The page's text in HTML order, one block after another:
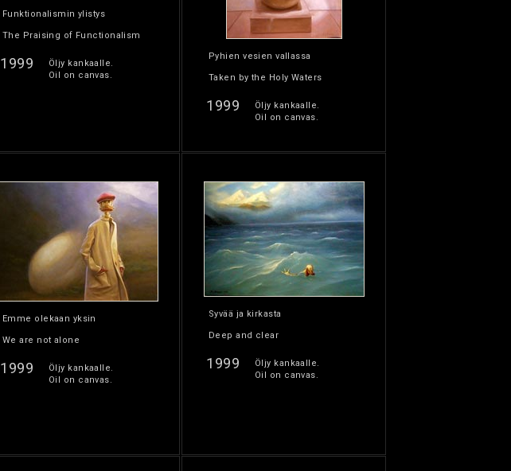
Funktionalismin ylistys
The Praising of Functionalism
1999
Öljy kankaalle.
Oil on canvas.
Pyhien vesien vallassa
Taken by the Holy Waters
1999
Öljy kankaalle.
Oil on canvas.
Emme olekaan yksin
We are not alone
1999
Öljy kankaalle.
Oil on canvas.
Syvää ja kirkasta
Deep and clear
1999
Öljy kankaalle.
Oil on canvas.